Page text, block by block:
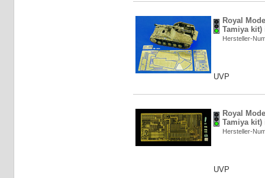
Royal
Tamiya kit)
Hersteller-
UVP
Royal
Tamiya kit)
Hersteller-
UVP